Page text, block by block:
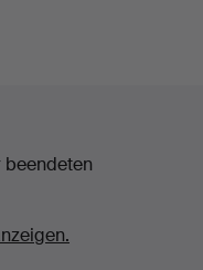
beendeten